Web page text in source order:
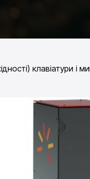
клавіатури і